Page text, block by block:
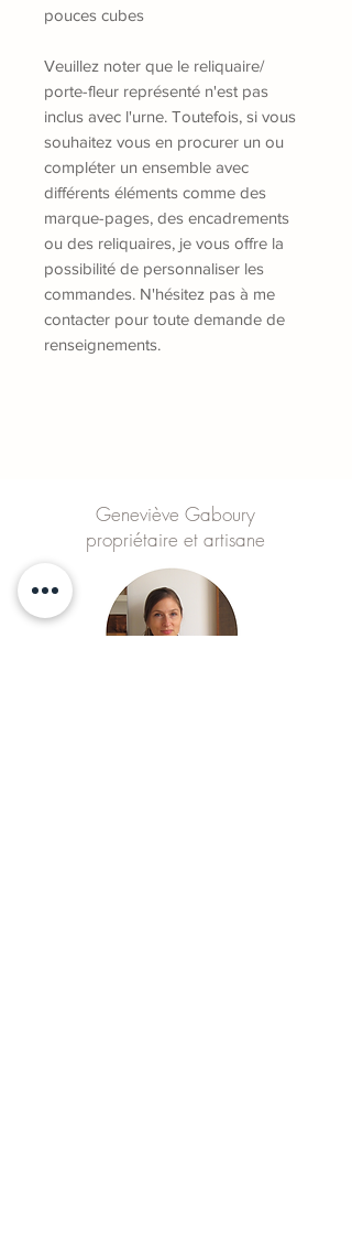
pouces cubes
Veuillez noter que le reliquaire/
porte-fleur représenté n'est pas
inclus avec l'urne. Toutefois, si vous
souhaitez vous en procurer un ou
compléter un ensemble avec
différents éléments comme des
marque-pages, des encadrements
ou des reliquaires, je vous offre la
possibilité de personnaliser les
commandes. N'hésitez pas à me
contacter pour toute demande de
renseignements.
Geneviève Gaboury
propriétaire et artisane